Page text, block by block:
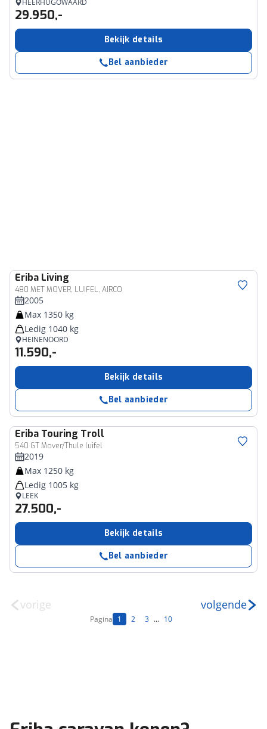
HEERHUGOWAARD
29.950,-
Bekijk details
Bel aanbieder
Eriba Living
480 MET MOVER, LUIFEL, AIRCO
2005
Max 1350 kg
Ledig 1040 kg
HEINENOORD
11.590,-
Bekijk details
Bel aanbieder
Eriba Touring Troll
540 GT Mover/Thule luifel
2019
Max 1250 kg
Ledig 1005 kg
LEEK
27.500,-
Bekijk details
Bel aanbieder
vorige
Pagina 1 2 3 ... 10
volgende